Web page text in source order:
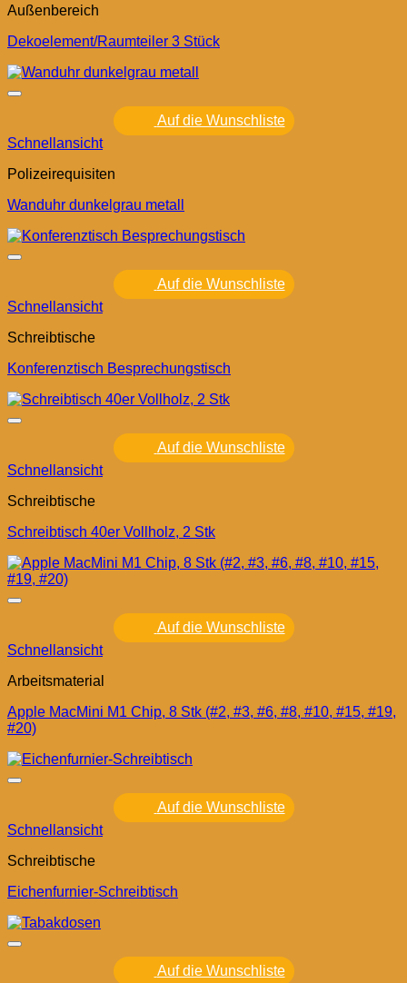
Außenbereich
Dekoelement/Raumteiler 3 Stück
Auf die Wunschliste
Schnellansicht
Polizeirequisiten
Wanduhr dunkelgrau metall
Auf die Wunschliste
Schnellansicht
Schreibtische
Konferenztisch Besprechungstisch
Auf die Wunschliste
Schnellansicht
Schreibtische
Schreibtisch 40er Vollholz, 2 Stk
Auf die Wunschliste
Schnellansicht
Arbeitsmaterial
Apple MacMini M1 Chip, 8 Stk (#2, #3, #6, #8, #10, #15, #19,
#20)
Auf die Wunschliste
Schnellansicht
Schreibtische
Eichenfurnier-Schreibtisch
Auf die Wunschliste